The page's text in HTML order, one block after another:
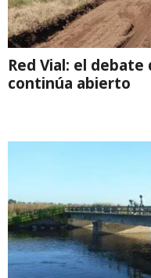
Red Vial: el
continúa abierto